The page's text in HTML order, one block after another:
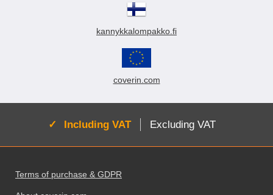
kannykkalompakko.fi
coverin.com
Active:
Including VAT Excluding VAT
Terms of purchase & GDPR